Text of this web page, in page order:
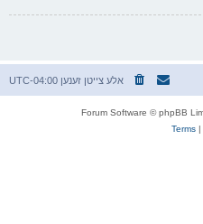
אלע צייטן זענען UTC-04:00
|
Terms